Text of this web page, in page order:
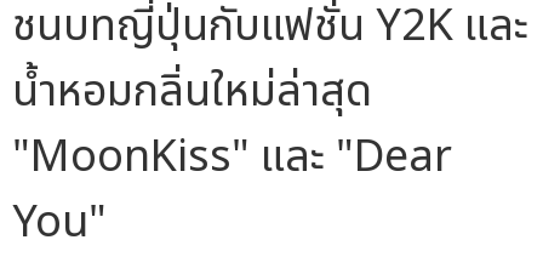
ชนบทญี่ปุ่นกับแฟชั่น Y2K และ
น้ำหอมกลิ่นใหม่ล่าสุด
"MoonKiss" และ "Dear
You"